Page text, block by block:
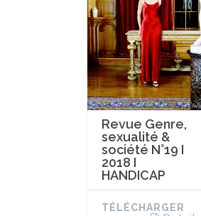
Revue Genre,
sexualité &
société N°19 I
2018 I
HANDICAP
TÉLÉCHARGER